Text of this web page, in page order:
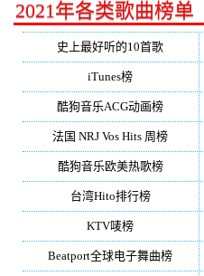
2021年各类歌曲榜单
史上最好听的10首歌
iTunes榜
酷狗音乐ACG动画榜
法国 NRJ Vos Hits 周榜
酷狗音乐欧美热歌榜
台湾Hito排行榜
KTV唛榜
Beatport全球电子舞曲榜